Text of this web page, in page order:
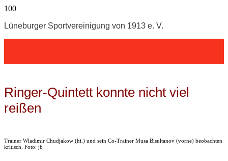
Lüneburger Sportvereinigung von 1913 e. V.
Ringer-Quintett konnte nicht viel
reißen
Trainer Wladimir Chudjakow (hi.) und sein Co-Trainer Musa Bisultanov (vorne) beobachten
kritisch. Foto: jb